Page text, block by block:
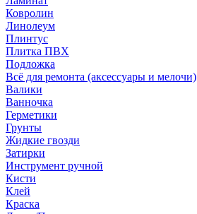
Ковролин
Линолеум
Плинтус
Плитка ПВХ
Подложка
Всё для ремонта (аксессуары и мелочи)
Валики
Ванночка
Герметики
Грунты
Жидкие гвозди
Затирки
Инструмент ручной
Кисти
Клей
Краска